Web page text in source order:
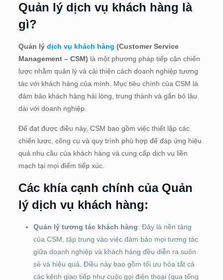
Quản lý dịch vụ khách hàng là
gì?
Quản lý dịch vụ khách hàng (Customer Service
Management – CSM) là một phương pháp tiếp cận chiến
lược nhằm quản lý và cải thiện cách doanh nghiệp tương
tác với khách hàng của mình. Mục tiêu chính của CSM là
đảm bảo khách hàng hài lòng, trung thành và gắn bó lâu
dài với doanh nghiệp.
Để đạt được điều này, CSM bao gồm việc thiết lập các
chiến lược, công cụ và quy trình phù hợp để đáp ứng hiệu
quả nhu cầu của khách hàng và cung cấp dịch vụ liền
mạch tại mọi điểm tiếp xúc.
Các khía cạnh chính của Quản
lý dịch vụ khách hàng:
Quản lý tương tác khách hàng: Đây là nền tảng
của CSM, tập trung vào việc đảm bảo mọi tương tác
giữa doanh nghiệp và khách hàng đều diễn ra suôn
sẻ và hiệu quả. Điều này bao gồm tối ưu hóa tất cả
các kênh giao tiếp như cuộc gọi điện thoại (qua tổng